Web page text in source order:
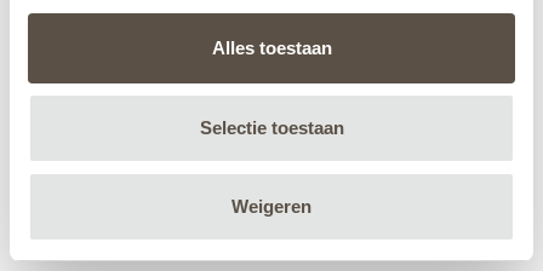
Alles toestaan
Selectie toestaan
Weigeren